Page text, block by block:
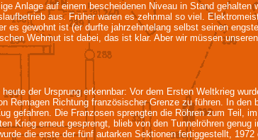
Anlage auf einem bescheidenen Niveau in Stand
aus. Früher waren es zehnmal so viel.
es gewohnt ist (er durfte jahrzehntelang selbst seinen
Wehmut ist dabei, das ist klar. Aber wir müssen
der Ursprung erkennbar: Vor dem Ersten Weltkrieg
Remagen Richtung französischer Grenze zu führen. In den
gefahren. Die Franzosen sprengten die Röhren zum Teil,
Krieg erneut gesprengt, blieb von den Tunnelröhren
die erste der fünf autarken Sektionen fertiggestellt, 1972